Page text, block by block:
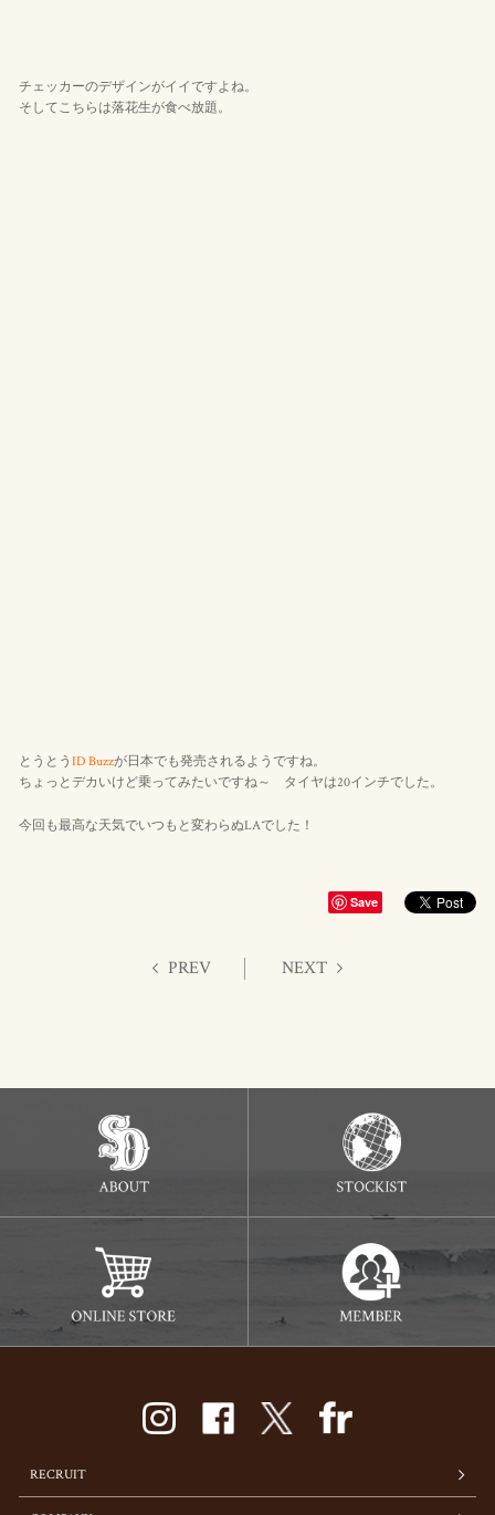
チェッカーのデザインがイイですよね。
そしてこちらは落花生が食べ放題。
とうとう ID Buzzが日本でも発売されるようですね。
ちょっとデカいけど乗ってみたいですね～ タイヤは20インチでした。
今回も最高な天気でいつもと変わらぬLAでした！
Save
PREV NEXT
RECRUIT